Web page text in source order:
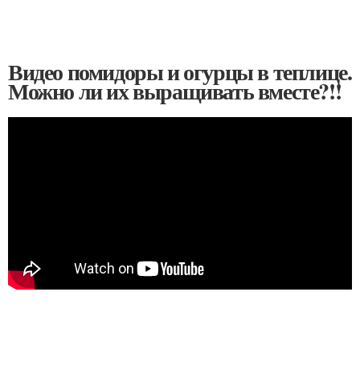
Видео помидоры и огурцы в теплице.
Можно ли их выращивать вместе?!!